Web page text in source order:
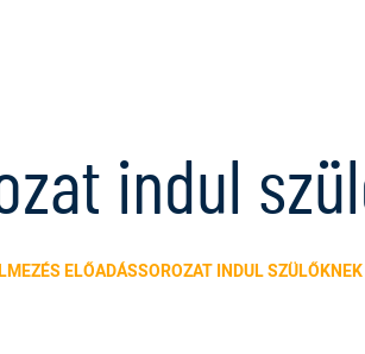
indul
ELŐADÁSSOROZAT INDUL SZÜLŐKNEK